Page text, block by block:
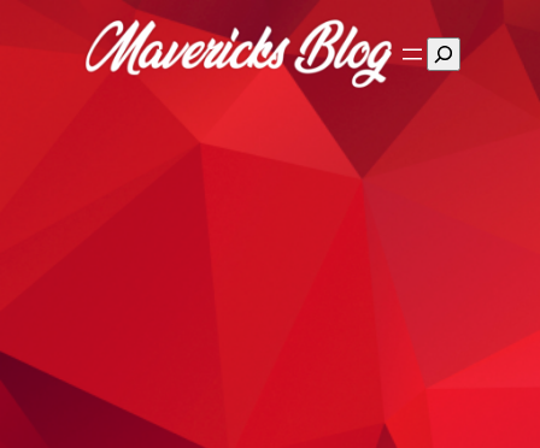
Suchen